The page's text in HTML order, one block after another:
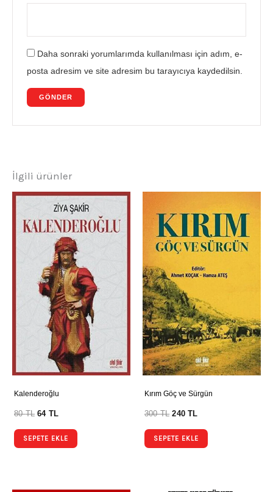
Daha sonraki yorumlarımda kullanılması için adım, e-
posta adresim ve site adresim bu tarayıcıya kaydedilsin.
İlgili ürünler
Kalenderoğlu
80TL 64 TL
SEPETE EKLE
Kırım Göç ve Sürgün
300TL 240TL
SEPETE EKLE